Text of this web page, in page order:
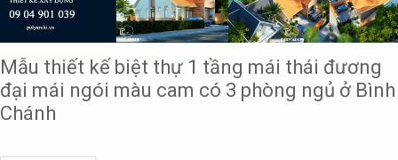
Mẫu thiết kế biệt thự 1 tầng mái thái đương
đại mái ngói màu cam có 3 phòng ngủ ở Bình
Chánh